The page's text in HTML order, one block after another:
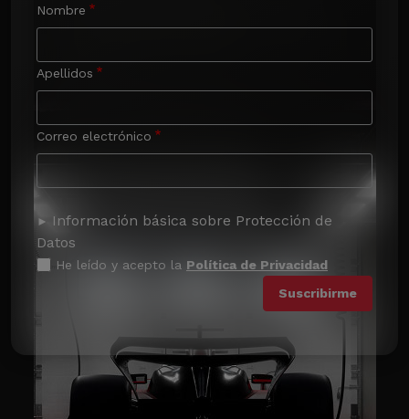
Nombre
Apellidos
Correo electrónico
Información básica sobre Protección de
Datos
He leído y acepto la Política de Privacidad